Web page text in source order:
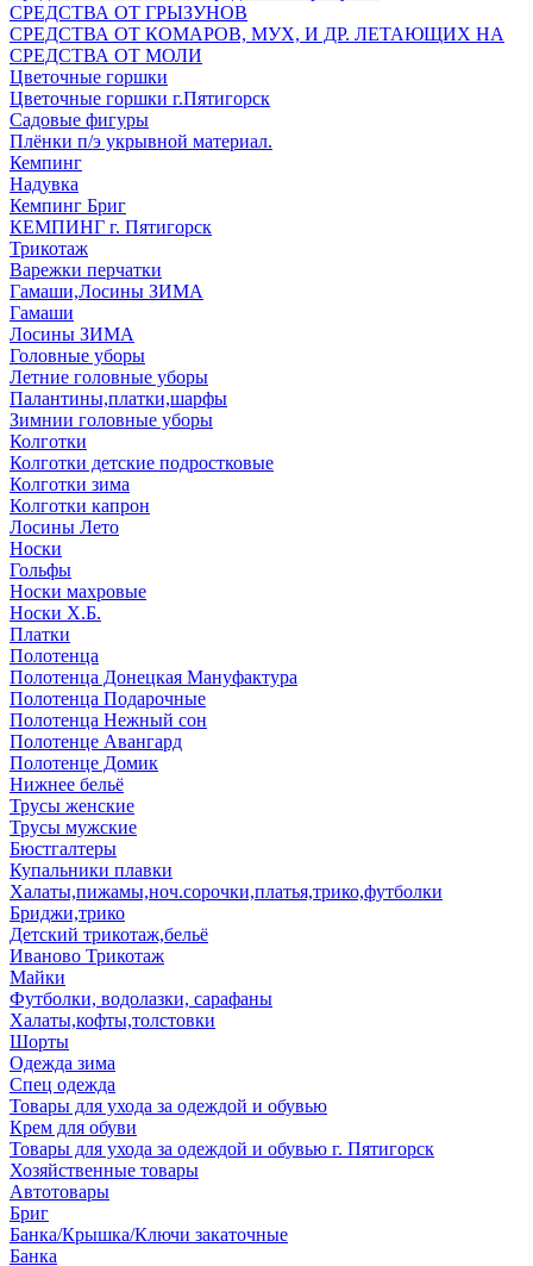
СPEДСТВА ОТ ГРЫЗУНОВ
СРЕДСТВА ОТ КОМАРОВ, МУХ, И ДР. ЛЕТАЮЩИХ НА
СРЕДСТВА ОТ МОЛИ
Цветочные горшки
Цветочные горшки г.Пятигорск
Садовые фигуры
Плёнки п/э укрывной материал.
Кемпинг
Надувка
Кемпинг Бриг
КЕМПИНГ г. Пятигорск
Трикотаж
Варежки перчатки
Гамаши,Лосины ЗИМА
Гамаши
Лосины ЗИМА
Головные уборы
Летние головные уборы
Палантины,платки,шарфы
Зимнии головные уборы
Колготки
Колготки детские подростковые
Колготки зима
Колготки капрон
Лосины Лето
Носки
Гольфы
Носки махровые
Носки Х.Б.
Платки
Полотенца
Полотенца Донецкая Мануфактура
Полотенца Подарочные
Полотенца Нежный сон
Полотенце Авангард
Полотенце Домик
Нижнее бельё
Трусы женские
Трусы мужские
Бюстгалтеры
Купальники плавки
Халаты,пижамы,ноч.сорочки,платья,трико,футболки
Бриджи,трико
Детский трикотаж,бельё
Иваново Трикотаж
Майки
Футболки, водолазки, сарафаны
Халаты,кофты,толстовки
Шорты
Одежда зима
Спец одежда
Товары для ухода за одеждой и обувью
Крем для обуви
Товары для ухода за одеждой и обувью г. Пятигорск
Хозяйственные товары
Автотовары
Бриг
Банка/Крышка/Ключи закаточные
Банка